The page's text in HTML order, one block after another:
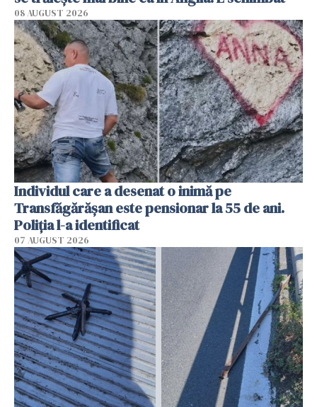
08 AUGUST 2026
Individul care a desenat o inimă pe
Transfăgărășan este pensionar la 55 de ani.
Poliția l-a identificat
07 AUGUST 2026